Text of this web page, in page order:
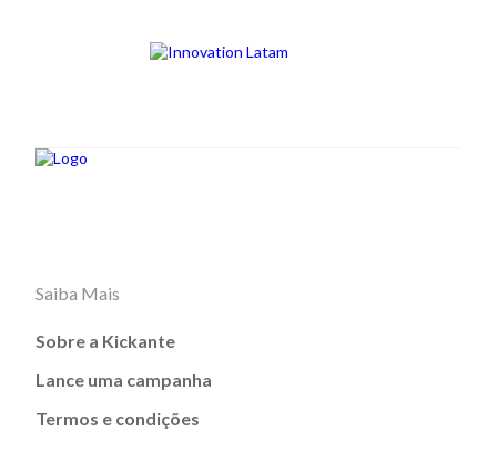
Saiba Mais
Sobre a Kickante
Lance uma campanha
Termos e condições